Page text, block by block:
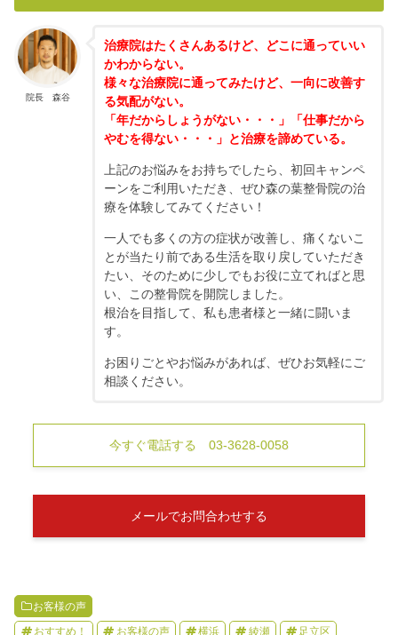
院長 森谷
治療院はたくさんあるけど、どこに通っていい
かわからない。
様々な治療院に通ってみたけど、一向に改善す
る気配がない。
「年だからしょうがない・・・」「仕事だから
やむを得ない・・・」と治療を諦めている。
上記のお悩みをお持ちでしたら、初回キャンペ
ーンをご利用いただき、ぜひ森の葉整骨院の治
療を体験してみてください！
一人でも多くの方の症状が改善し、痛くないこ
とが当たり前である生活を取り戻していただき
たい、そのために少しでもお役に立てればと思
い、この整骨院を開院しました。
根治を目指して、私も患者様と一緒に闘いま
す。
お困りごとやお悩みがあれば、ぜひお気軽にご
相談ください。
今すぐ電話する 03-3628-0058
メールでお問合わせする
お客様の声
おすすめ！ お客様の声 横浜 綾瀬 足立区